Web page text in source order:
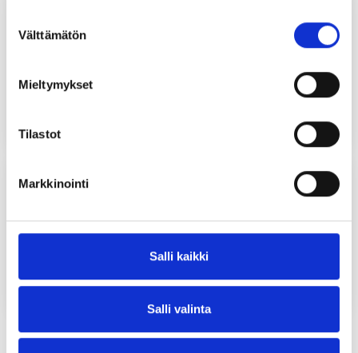
valinta
Välttämätön
Mieltymykset
Tilastot
Markkinointi
Salli kaikki
Salli valinta
PULJU MARI
Sivistysosasto, Kansalaisopisto
mari.pulju@ranua.fi
040 761 5715